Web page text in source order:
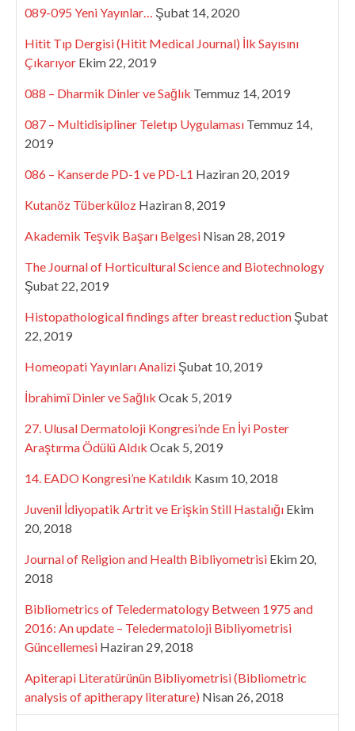
089-095 Yeni Yayınlar… Şubat 14, 2020
Hitit Tıp Dergisi (Hitit Medical Journal) İlk Sayısını
Çıkarıyor Ekim 22, 2019
088 – Dharmik Dinler ve Sağlık Temmuz 14, 2019
087 – Multidisipliner Teletıp Uygulaması Temmuz 14,
2019
086 – Kanserde PD-1 ve PD-L1 Haziran 20, 2019
Kutanöz Tüberküloz Haziran 8, 2019
Akademik Teşvik Başarı Belgesi Nisan 28, 2019
The Journal of Horticultural Science and Biotechnology
Şubat 22, 2019
Histopathological findings after breast reduction Şubat
22, 2019
Homeopati Yayınları Analizi Şubat 10, 2019
İbrahimî Dinler ve Sağlık Ocak 5, 2019
27. Ulusal Dermatoloji Kongresi’nde En İyi Poster
Araştırma Ödülü Aldık Ocak 5, 2019
14. EADO Kongresi’ne Katıldık Kasım 10, 2018
Juvenil İdiyopatik Artrit ve Erişkin Still Hastalığı Ekim
20, 2018
Journal of Religion and Health Bibliyometrisi Ekim 20,
2018
Bibliometrics of Teledermatology Between 1975 and
2016: An update – Teledermatoloji Bibliyometrisi
Güncellemesi Haziran 29, 2018
Apiterapi Literatürünün Bibliyometrisi (Bibliometric
analysis of apitherapy literature) Nisan 26, 2018